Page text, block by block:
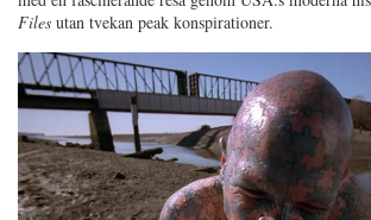
Files utan tvekan peak konspirationer.